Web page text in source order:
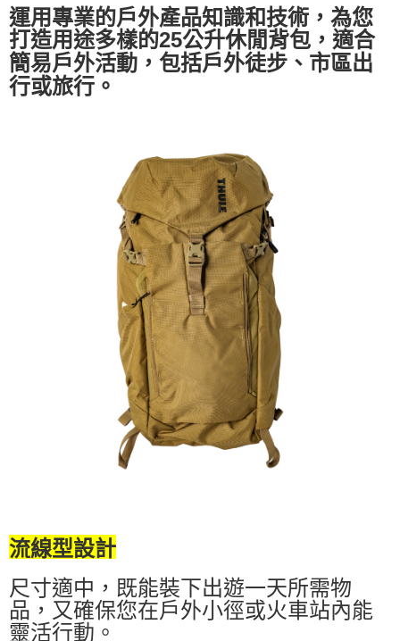
運用專業的戶外產品知識和技術，為您
打造用途多樣的25公升休閒背包，適合
簡易戶外活動，包括戶外徒步、市區出
行或旅行。
流線型設計
尺寸適中，既能裝下出遊一天所需物
品，又確保您在戶外小徑或火車站內能
靈活行動。